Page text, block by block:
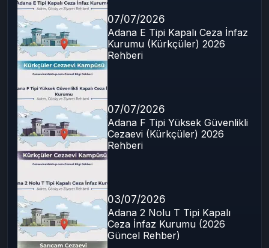
Son Yazılar
Kurumu (Kürkçüler) 2026
Rehberi
Cezaevi (Kürkçüler) 2026
Rehberi